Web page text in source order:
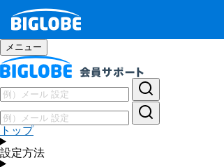
メニュー
トップ
設定方法